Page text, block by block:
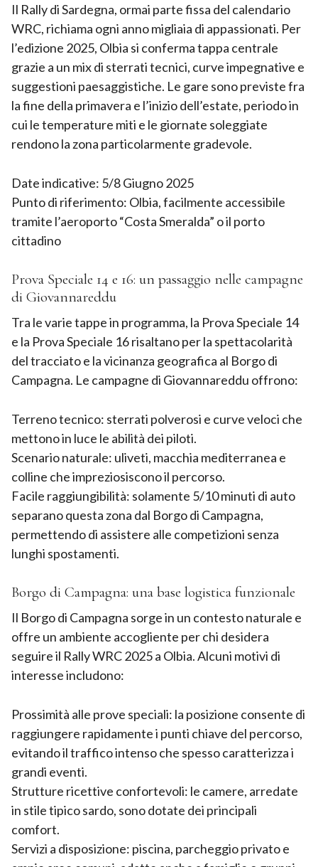
Il Rally di Sardegna, ormai parte fissa del calendario
WRC, richiama ogni anno migliaia di appassionati. Per
l’edizione 2025, Olbia si conferma tappa centrale
grazie a un mix di sterrati tecnici, curve impegnative e
suggestioni paesaggistiche. Le gare sono previste fra
la fine della primavera e l’inizio dell’estate, periodo in
cui le temperature miti e le giornate soleggiate
rendono la zona particolarmente gradevole.
Date indicative: 5/8 Giugno 2025
Punto di riferimento: Olbia, facilmente accessibile
tramite l’aeroporto “Costa Smeralda” o il porto
cittadino
Prova Speciale 14 e 16: un passaggio nelle campagne
di Giovannareddu
Tra le varie tappe in programma, la Prova Speciale 14
e la Prova Speciale 16 risaltano per la spettacolarità
del tracciato e la vicinanza geografica al Borgo di
Campagna. Le campagne di Giovannareddu offrono:
Terreno tecnico: sterrati polverosi e curve veloci che
mettono in luce le abilità dei piloti.
Scenario naturale: uliveti, macchia mediterranea e
colline che impreziosiscono il percorso.
Facile raggiungibilità: solamente 5/10 minuti di auto
separano questa zona dal Borgo di Campagna,
permettendo di assistere alle competizioni senza
lunghi spostamenti.
Borgo di Campagna: una base logistica funzionale
Il Borgo di Campagna sorge in un contesto naturale e
offre un ambiente accogliente per chi desidera
seguire il Rally WRC 2025 a Olbia. Alcuni motivi di
interesse includono:
Prossimità alle prove speciali: la posizione consente di
raggiungere rapidamente i punti chiave del percorso,
evitando il traffico intenso che spesso caratterizza i
grandi eventi.
Strutture ricettive confortevoli: le camere, arredate
in stile tipico sardo, sono dotate dei principali
comfort.
Servizi a disposizione: piscina, parcheggio privato e